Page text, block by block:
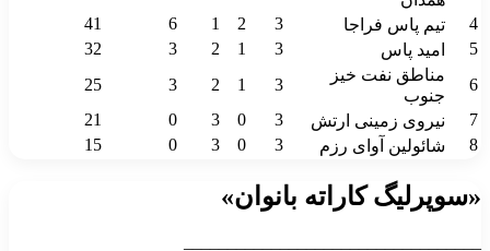
4
تیم پاس فراجا 3
2
1
6
41
5
امید پاس 3
1
2
3
32
6
مناطق نفت خیز
جنوب
3
1
2
3
25
7
نیروی زمینی ارتش 3
0
3
0
21
8
شائولین آوای رزم 3
0
3
0
15
«سوپرلیگ کاراته بانوان»